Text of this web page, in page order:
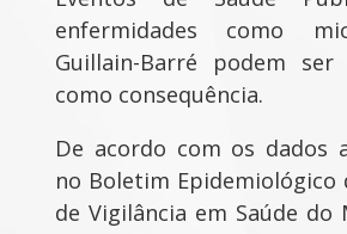
enfermidades como
Guillain-Barré podem ser
como consequência.
De acordo com os dados
no Boletim Epidemiológico
de Vigilância em Saúde do